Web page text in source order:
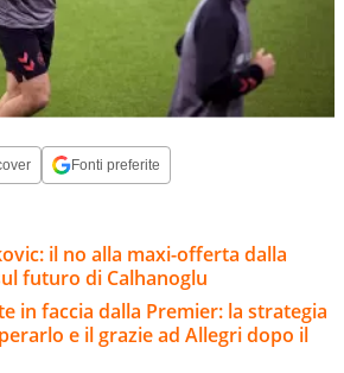
Fonti preferite
il no alla maxi-offerta dalla
futuro di Calhanoglu
in faccia dalla Premier: la strategia
e il grazie ad Allegri dopo il